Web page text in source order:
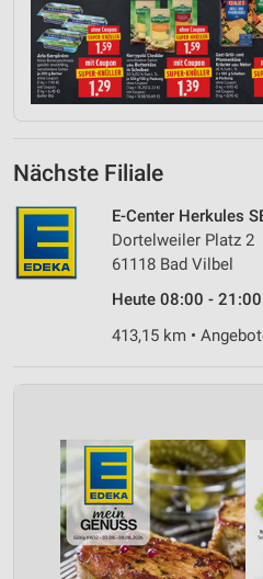
Nächste Filiale
E-Center Herkules
Dortelweiler Platz 2
61118 Bad Vilbel
Heute 08:00 - 21:00
413,15 km •